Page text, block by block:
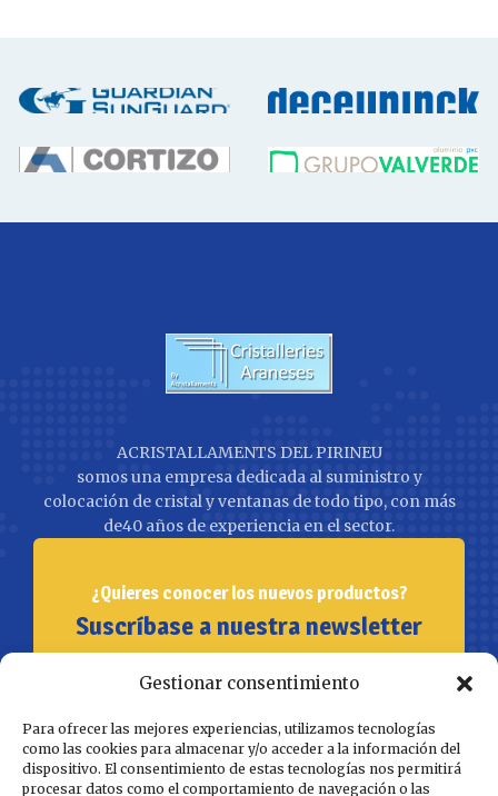
Gestionar consentimiento
Para ofrecer las mejores experiencias, utilizamos tecnologías
como las cookies para almacenar y/o acceder a la información del
dispositivo. El consentimiento de estas tecnologías nos permitirá
procesar datos como el comportamiento de navegación o las
ACRISTALLAMENTS DEL PIRINEU
somos una empresa dedicada al suministro y
colocación de cristal y ventanas de todo tipo, con más
de40 años de experiencia en el sector.
¿Quieres conocer los nuevos productos?
Suscríbase a nuestra newsletter